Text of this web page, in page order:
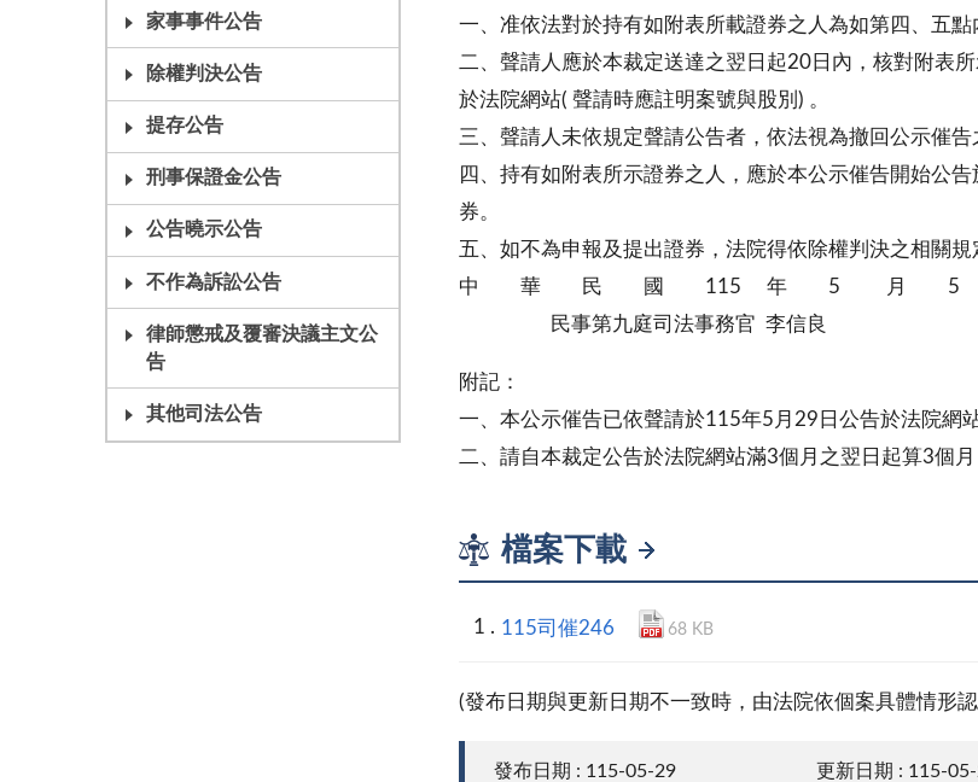
家事事件公告
除權判決公告
提存公告
刑事保證金公告
公告曉示公告
不作為訴訟公告
律師懲戒及覆審決議主文公
告
其他司法公告
一、准依法對於持有如附表所載證券之人為如第四、五點
二、聲請人應於本裁定送達之翌日起20日內，核對附表
於法院網站( 聲請時應註明案號與股別) 。
三、聲請人未依規定聲請公告者，依法視為撤回公示催告
四、持有如附表所示證券之人，應於本公示催告開始公
券。
五、如不為申報及提出證券，法院得依除權判決之相關規
中 華 民 國 115 年 5
民事第九庭司法事務官 李信良
附記：
一、本公示催告已依聲請於115年5月29日公告於法院網站
二、請自本裁定公告於法院網站滿3個月之翌日起算3個
檔案下載
115司催246 68 KB
(發布日期與更新日期不一致時，由法院依個案具體情形
發布日期 : 115-05-29 更新日期 : 115-